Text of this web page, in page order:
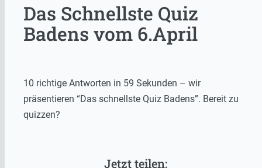
Das Schnellste Quiz
Badens vom 6.April
10 richtige Antworten in 59 Sekunden – wir
präsentieren “Das schnellste Quiz Badens”. Bereit zu
quizzen?